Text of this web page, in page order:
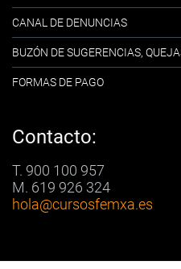
CANAL DE DENUNCIAS
BUZÓN DE SUGERENCIAS,
FORMAS DE PAGO
Contacto:
T. 900 100 957
M. 619 926 324
hola@cursosfemxa.es